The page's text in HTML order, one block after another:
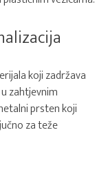
koji zadržava
zahtjevnim
prsten koji
za teže